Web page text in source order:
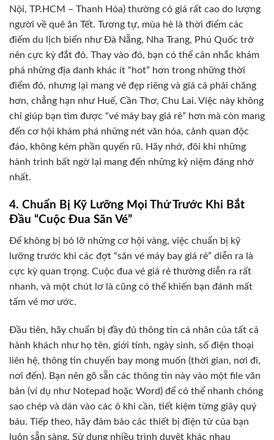
Nội, TP.HCM – Thanh Hóa) thường có giá rất cao do lượng
người về quê ăn Tết. Tương tự, mùa hè là thời điểm các
điểm du lịch biển như Đà Nẵng, Nha Trang, Phú Quốc trở
nên cực kỳ đắt đỏ. Thay vào đó, bạn có thể cân nhắc khám
phá những địa danh khác ít “hot” hơn trong những thời
điểm đó, nhưng lại mang vẻ đẹp riêng và giá cả phải chăng
hơn, chẳng hạn như Huế, Cần Thơ, Chu Lai. Việc này không
chỉ giúp bạn tìm được “vé máy bay giá rẻ” hơn mà còn mang
đến cơ hội khám phá những nét văn hóa, cảnh quan độc
đáo, không kém phần quyến rũ. Hãy nhớ, đôi khi những
hành trình bất ngờ lại mang đến những kỷ niệm đáng nhớ
nhất.
4. Chuẩn Bị Kỹ Lưỡng Mọi Thứ Trước Khi Bắt
Đầu “Cuộc Đua Săn Vé”
Để không bị bỏ lỡ những cơ hội vàng, việc chuẩn bị kỹ
lưỡng trước khi các đợt “săn vé máy bay giá rẻ” diễn ra là
cực kỳ quan trọng. Cuộc đua vé giá rẻ thường diễn ra rất
nhanh, và một chút lơ là cũng có thể khiến bạn đánh mất
tấm vé mơ ước.
Đầu tiên, hãy chuẩn bị đầy đủ thông tin cá nhân của tất cả
hành khách như họ tên, giới tính, ngày sinh, số điện thoại
liên hệ, thông tin chuyến bay mong muốn (thời gian, nơi đi,
nơi đến). Bạn nên gõ sẵn các thông tin này vào một file văn
bản (ví dụ như Notepad hoặc Word) để có thể nhanh chóng
sao chép và dán vào các ô khi cần, tiết kiệm từng giây quý
báu. Tiếp theo, hãy đảm bảo các thiết bị điện tử của bạn
luôn sẵn sàng. Sử dụng nhiều trình duyệt khác nhau